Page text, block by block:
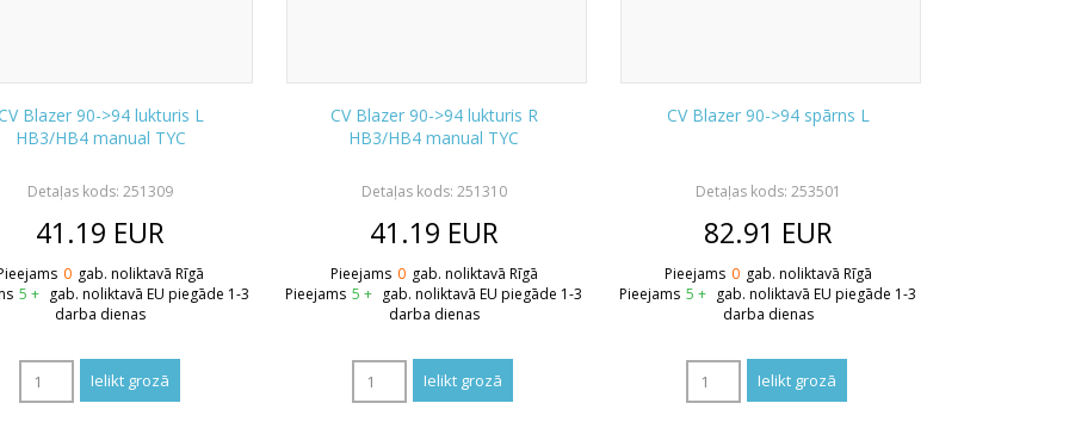
Blazer 90->94 lukturis L
HB3/HB4 manual TYC
Detaļas kods: 251309
41.19 EUR
0 gab. noliktavā Rīgā
5 + gab. noliktavā EU piegāde 1-3
darba dienas
CV Blazer 90->94 lukturis R
HB3/HB4 manual TYC
Detaļas kods: 251310
41.19 EUR
Pieejams 0 gab. noliktavā Rīgā
Pieejams 5 + gab. noliktavā EU piegāde 1-3
darba dienas
CV Blazer 90->94 spārns L
Detaļas kods: 253501
82.91 EUR
Pieejams 0 gab. noliktavā Rīgā
Pieejams 5 + gab. noliktavā EU piegāde 1-3
darba dienas